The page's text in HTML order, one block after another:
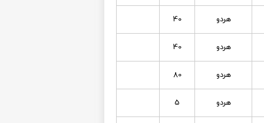
هردو 40
هردو 40
هردو 80
هردو 5